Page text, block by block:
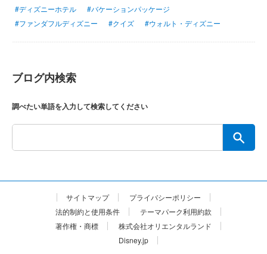
#ディズニーホテル
#バケーションパッケージ
#ファンダフルディズニー
#クイズ #ウォルト・ディズニー
ブログ内検索
調べたい単語を入力して検索してください
サイトマップ
プライバシーポリシー
法的制約と使用条件
テーマパーク利用約款
著作権・商標
株式会社オリエンタルランド
Disney.jp